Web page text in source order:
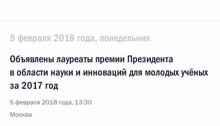
5 февраля 2018 года, понедельник
Объявлены лауреаты премии Президента
в области науки и инноваций для молодых учёных
за 2017 год
5 февраля 2018 года, 13:30
Москва